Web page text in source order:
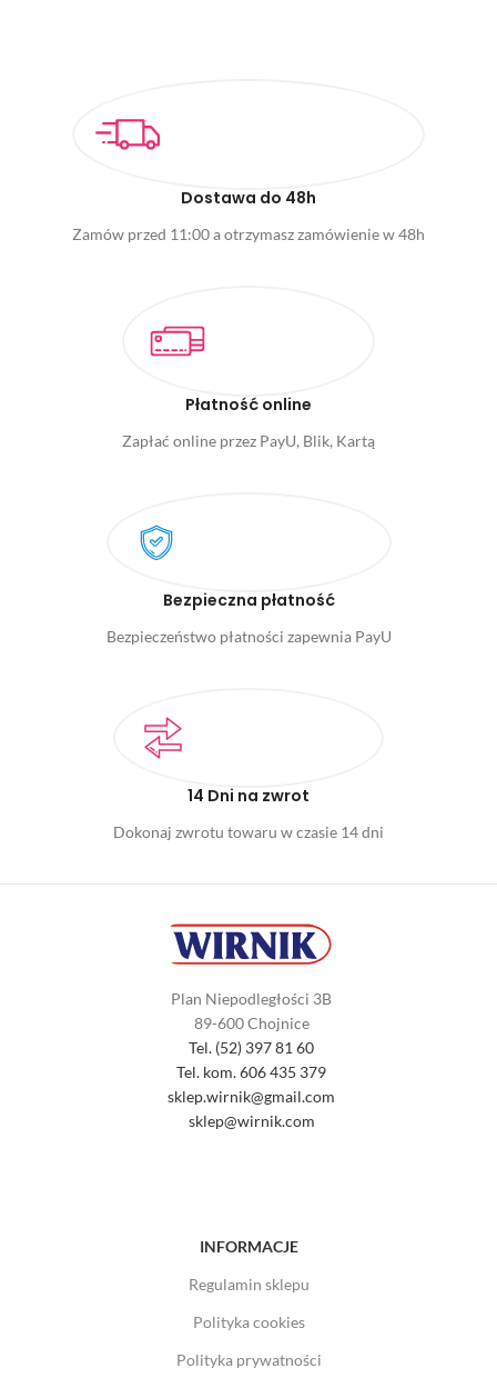
Dostawa do 48h
Zamów przed 11:00 a otrzymasz zamówienie w 48h
Płatność online
Zapłać online przez PayU, Blik, Kartą
Bezpieczna płatność
Bezpieczeństwo płatności zapewnia PayU
14 Dni na zwrot
Dokonaj zwrotu towaru w czasie 14 dni
Plan Niepodległości 3B
89-600 Chojnice
Tel. (52) 397 81 60
Tel. kom. 606 435 379
sklep.wirnik@gmail.com
sklep@wirnik.com
INFORMACJE
Regulamin sklepu
Polityka cookies
Polityka prywatności